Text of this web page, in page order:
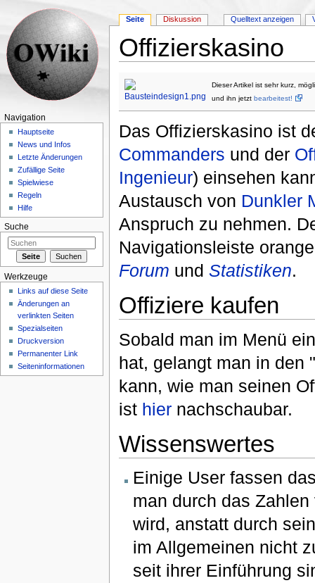
Offizierskasino
Dieser Artikel ist sehr kurz,
und ihn jetzt bearbeitest!
Das Offizierskasino ist
Commanders und der
Ingenieur) einsehen
Austausch von Dunkler
Anspruch zu nehmen.
Navigationsleiste
Forum und Statistiken.
Offiziere kaufen
Sobald man im Menü
hat, gelangt man in den
kann, wie man seinen
ist hiernachschaubar.
Wissenswertes
Einige User fassen
man durch das
wird, anstatt durch
im Allgemeinen nicht
seit ihrer Einführung
Seite Diskussion Quelltext anzeigen
Navigation
Hauptseite
News und Infos
Letzte Änderungen
Zufällige Seite
Spielwiese
Regeln
Hilfe
Suche
Werkzeuge
Links auf diese Seite
Änderungen an
verlinkten Seiten
Spezialseiten
Druckversion
Permanenter Link
Seiteninformationen